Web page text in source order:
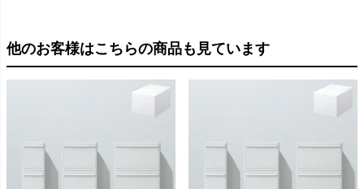
他のお客様はこちらの商品も見ています